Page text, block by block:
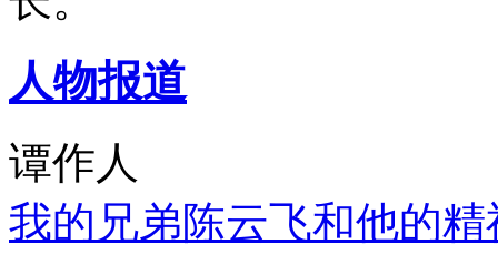
人物报道
谭作人
我的兄弟陈云飞和他的